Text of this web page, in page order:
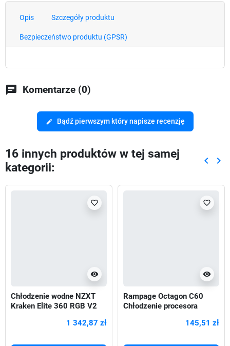
Opis Szczegóły produktu
Bezpieczeństwo produktu (GPSR)
chat Komentarze (0)
edit Bądź pierwszym który napisze recenzję
16 innych produktów w tej samej
kategorii:
keyboard_arrow_left keyboard_arrow_right
visibility
favorite_border
Chłodzenie wodne NZXT
Kraken Elite 360 RGB V2
1 342,87 zł
visibility
favorite_border
Rampage Octagon C60
Chłodzenie procesora
2 wentylatory 120mm145,51 zł